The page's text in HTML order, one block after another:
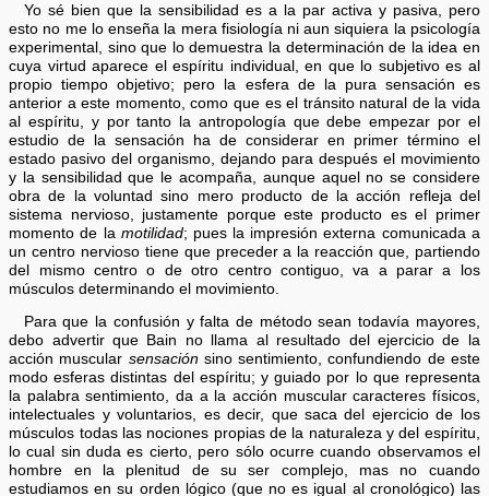
Yo sé bien que la sensibilidad es a la par activa y pasiva, pero
esto no me lo enseña la mera fisiología ni aun siquiera la psicología
experimental, sino que lo demuestra la determinación de la idea en
cuya virtud aparece el espíritu individual, en que lo subjetivo es al
propio tiempo objetivo; pero la esfera de la pura sensación es
anterior a este momento, como que es el tránsito natural de la vida
al espíritu, y por tanto la antropología que debe empezar por el
estudio de la sensación ha de considerar en primer término el
estado pasivo del organismo, dejando para después el movimiento
y la sensibilidad que le acompaña, aunque aquel no se considere
obra de la voluntad sino mero producto de la acción refleja del
sistema nervioso, justamente porque este producto es el primer
momento de la motilidad; pues la impresión externa comunicada a
un centro nervioso tiene que preceder a la reacción que, partiendo
del mismo centro o de otro centro contiguo, va a parar a los
músculos determinando el movimiento.
Para que la confusión y falta de método sean todavía mayores,
debo advertir que Bain no llama al resultado del ejercicio de la
acción muscular sensaciónsino sentimiento, confundiendo de este
modo esferas distintas del espíritu; y guiado por lo que representa
la palabra sentimiento, da a la acción muscular caracteres físicos,
intelectuales y voluntarios, es decir, que saca del ejercicio de los
músculos todas las nociones propias de la naturaleza y del espíritu,
lo cual sin duda es cierto, pero sólo ocurre cuando observamos el
hombre en la plenitud de su ser complejo, mas no cuando
estudiamos en su orden lógico (que no es igual al cronológico) las